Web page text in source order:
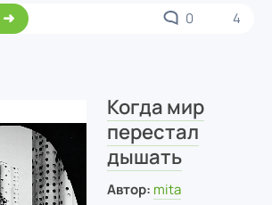
0 4
Когда мир
перестал
дышать
Автор: mita